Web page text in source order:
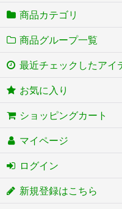
商品カテゴリ
商品グループ一覧
最近チェックしたアイ
お気に入り
ショッピングカート
マイページ
ログイン
新規登録はこちら